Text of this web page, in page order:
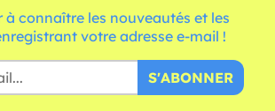
à connaître les nouveautés et les
votre adresse e-mail !
S'ABONNER